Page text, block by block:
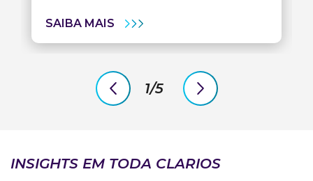
SAIBA MAIS BATERIAS
DE
SÓDIO
previous
slide
1/5
next
slide
INSIGHTS EM TODA CLARIOS